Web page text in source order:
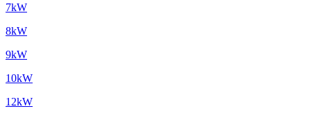
7kW
8kW
9kW
10kW
12kW